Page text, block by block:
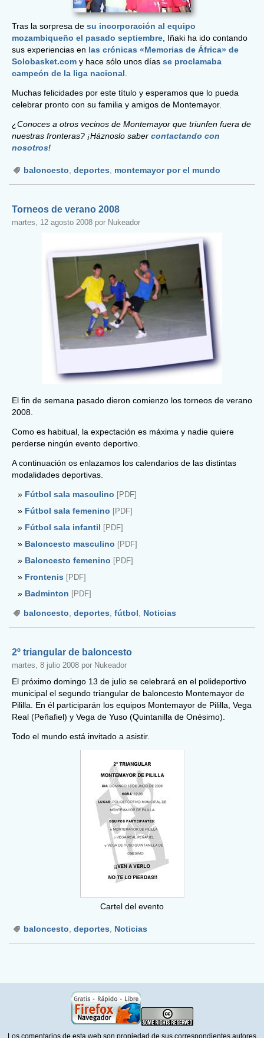
Tras la sorpresa de su incorporación al equipo
mozambiqueño el pasado septiembre , Iñaki ha ido contando
sus experiencias en las crónicas «Memorias de África» de
Solobasket.com y hace sólo unos días se proclamaba
campeón de la liga nacional
Muchas felicidades por este título y esperamos que lo pueda
celebrar pronto con su familia y amigos de Montemayor.
¿Conoces a otros vecinos de Montemayor que triunfen fuera de
nuestras fronteras? ¡Háznoslo saber contactando con
nosotros!
baloncesto deportes montemayor por el mundo
Torneos de verano 2008
martes, 12 agosto 2008 por Nukeador
El fin de semana pasado dieron comienzo los torneos de verano
2008.
Como es habitual, la expectación es máxima y nadie quiere
perderse ningún evento deportivo.
A continuación os enlazamos los calendarios de las distintas
modalidades deportivas.
Fútbol sala masculino [PDF]
Fútbol sala femenino [PDF]
Fútbol sala infantil [PDF]
Baloncesto masculino [PDF]
Baloncesto femenino [PDF]
Frontenis [PDF]
Badminton [PDF]
baloncesto deportes fútbol Noticias
2º triangular de baloncesto
martes, 8 julio 2008 por Nukeador
El próximo domingo 13 de julio se celebrará en el polideportivo
municipal el segundo triangular de baloncesto Montemayor de
Pililla. En él participarán los equipos Montemayor de Pililla, Vega
Real (Peñafiel) y Vega de Yuso (Quintanilla de Onésimo).
Todo el mundo está invitado a asistir.
Cartel del evento
baloncesto deportes Noticias
Los comentarios de esta web son propiedad de sus correspondientes autores